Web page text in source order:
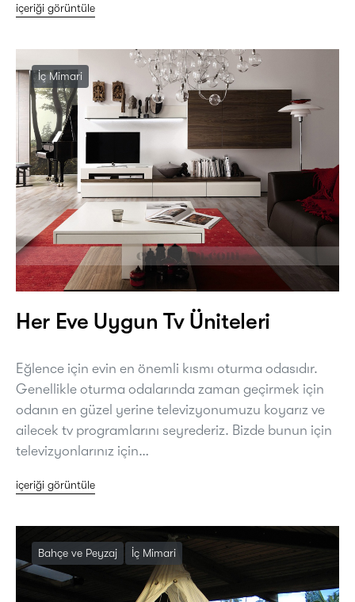
içeriği görüntüle
İç Mimari
Her Eve Uygun Tv Üniteleri
Eğlence için evin en önemli kısmı oturma odasıdır.
Genellikle oturma odalarında zaman geçirmek için
odanın en güzel yerine televizyonumuzu koyarız ve
ailecek tv programlarını seyrederiz. Bizde bunun için
televizyonlarınız için…
içeriği görüntüle
Bahçe ve Peyzaj İç Mimari